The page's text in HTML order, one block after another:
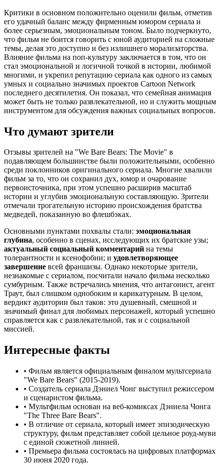
Критики в основном положительно оценили фильм, отметив
его удачный баланс между фирменным юмором сериала и
более серьезным, эмоциональным тоном. Было подчеркнуто,
что фильм не боится говорить с юной аудиторией на сложные
темы, делая это доступно и без излишнего морализаторства.
Влияние фильма на поп-культуру заключается в том, что он
стал эмоциональной и логичной точкой в истории, любимой
многими, и укрепил репутацию сериала как одного из самых
умных и социально значимых проектов Cartoon Network
последнего десятилетия. Он показал, что семейная анимация
может быть не только развлекательной, но и служить мощным
инструментом для обсуждения важных социальных вопросов.
Что думают зрители
Отзывы зрителей на "We Bare Bears: The Movie" в
подавляющем большинстве были положительными, особенно
среди поклонников оригинального сериала. Многие хвалили
фильм за то, что он сохранил дух, юмор и очарование
первоисточника, при этом успешно расширив масштаб
истории и углубив эмоциональную составляющую. Зрители
отмечали трогательную историю происхождения братства
медведей, показанную во флешбэках.
Основными пунктами похвалы стали: эмоциональная
глубина, особенно в сценах, исследующих их братские узы;
актуальный социальный комментарий на темы
толерантности и ксенофобии; и удовлетворяющее
завершение всей франшизы. Однако некоторые зрители,
незнакомые с сериалом, посчитали начало фильма несколько
сумбурным. Также встречались мнения, что антагонист, агент
Траут, был слишком однобоким и карикатурным. В целом,
вердикт аудитории был таков: это душевный, смешной и
значимый финал для любимых персонажей, который успешно
справляется как с развлекательной, так и с социальной
миссией.
Интересные факты
• Фильм является официальным финалом мультсериала
"We Bare Bears" (2015-2019).
• Создатель сериала Дэниел Чонг выступил режиссером
и сценаристом фильма.
• Мультфильм основан на веб-комиксах Дэниела Чонга
"The Three Bare Bears".
• В отличие от сериала, который имеет эпизодическую
структуру, фильм представляет собой цельное роуд-муви
с единой сюжетной линией.
• Премьера фильма состоялась на цифровых платформах
30 июня 2020 года.